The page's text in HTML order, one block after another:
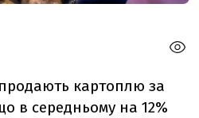
картоплю за
в середньому на 12%